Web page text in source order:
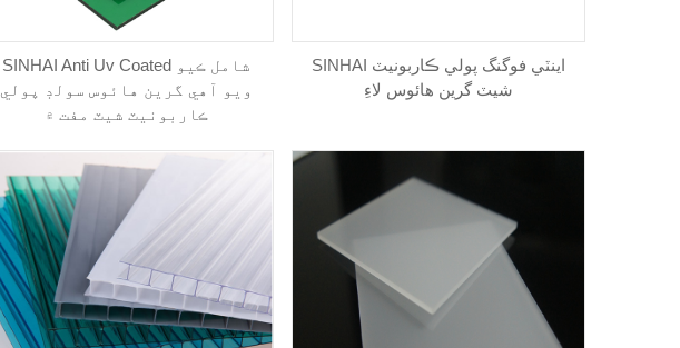
SINHAI Anti Uv Coated شامل ڪيو
ويو آهي گرين هائوس سولڊ پولي
ڪاربونيٽ شيٽ مفت ۾
SINHAI اينٽي فوگنگ پولي ڪاربونيٽ
شيٽ گرين هائوس لاءِ